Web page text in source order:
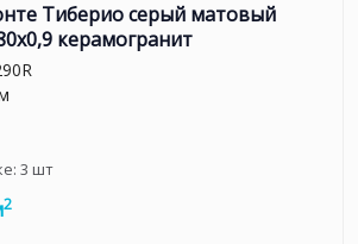
Тиберио серый матовый
керамогранит
3 шт
2